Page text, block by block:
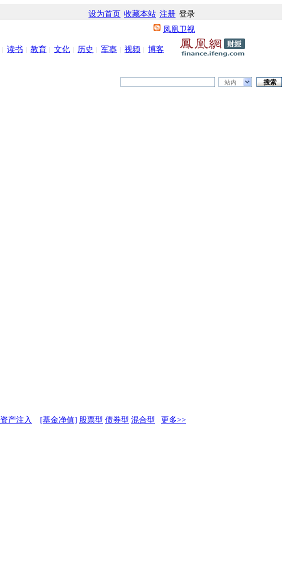
设为首页 收藏本站 注册 登录
凤凰卫视
读书 教育 文化 历史 军事 视频
博客
站内
资产注入 [基金净值] 股票型 债券型 混合型
更多>>